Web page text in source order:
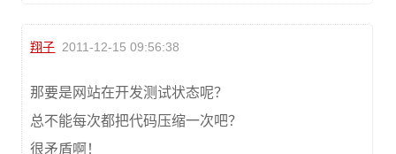
翔子 2011-12-15 09:56:38
那要是网站在开发测试状态呢？
总不能每次都把代码压缩一次吧？
很矛盾啊！